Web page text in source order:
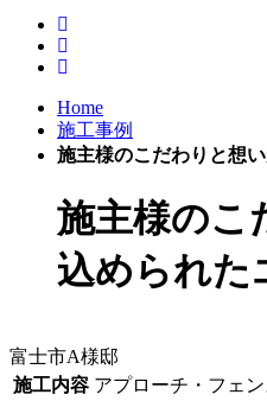
Home
施工事例
施主様のこだわりと想
施主様のこ
込められた
富士市A様邸
施工内容 アプローチ・フェン